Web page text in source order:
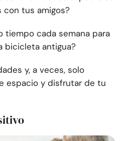
con tus amigos?
tiempo cada semana para
bicicleta antigua?
y, a veces, solo
espacio y disfrutar de tu